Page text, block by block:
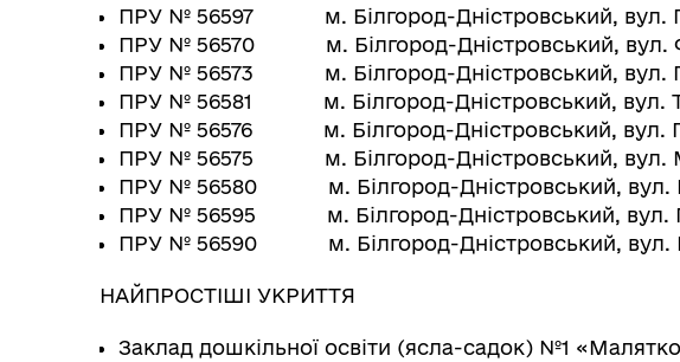
ПРУ № 56597 м. Білгород-Дністровський, вул.
ПРУ № 56570 м. Білгород-Дністровський, вул.
ПРУ № 56573 м. Білгород-Дністровський, вул.
ПРУ № 56581 м. Білгород-Дністровський, вул.
ПРУ № 56576 м. Білгород-Дністровський, вул.
ПРУ № 56575 м. Білгород-Дністровський, вул.
ПРУ № 56580 м. Білгород-Дністровський, вул.
ПРУ № 56595 м. Білгород-Дністровський, вул.
ПРУ № 56590 м. Білгород-Дністровський, вул.
НАЙПРОСТІШІ УКРИТТЯ
Заклад дошкільної освіти (ясла-садок) №1